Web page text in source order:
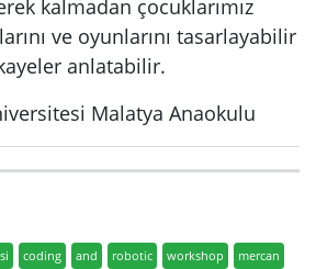
kalmadan çocuklarımız
ve oyunlarını tasarlayabilir
anlatabilir.
Malatya Anaokulu
coding and robotic workshop
mercan